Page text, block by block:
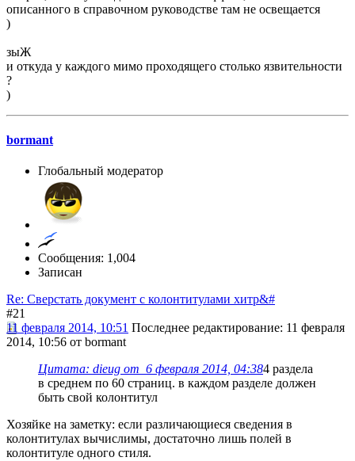
описанного в справочном руководстве там не освещается
)
зыЖ
и откуда у каждого мимо проходящего столько язвительности
?
)
bormant
Глобальный модератор
Сообщения: 1,004
Записан
Re: Сверстать документ с колонтитулами хитр&#
#21
11 февраля 2014, 10:51 Последнее редактирование: 11 февраля
2014, 10:56 от bormant
Цитата: dieug от 6 февраля 2014, 04:384 раздела
в среднем по 60 страниц. в каждом разделе должен
быть свой колонтитул
Хозяйке на заметку: если различающиеся сведения в
колонтитулах вычислимы, достаточно лишь полей в
колонтитуле одного стиля.